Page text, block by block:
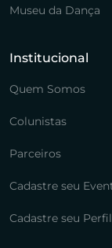
Museu da Dança
Institucional
Quem Somos
Colunistas
Parceiros
Cadastre seu
Cadastre seu Perfil